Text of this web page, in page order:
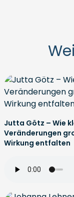
Jutta Götz – Wie
Veränderungen
Wirkung entfalten